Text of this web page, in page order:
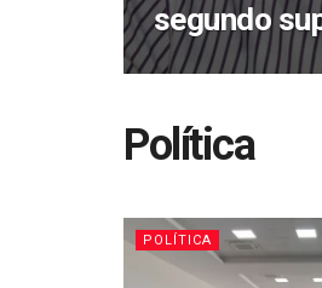
segundo
Política
POLÍTICA